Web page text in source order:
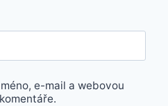
e-mail a webovou